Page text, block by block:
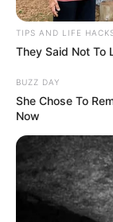
paradero del
quitaron la
TEMAS
SICARIO
TIPS AND LIFE
They Said Not To
BUZZ DAY
She Chose To
Now